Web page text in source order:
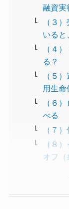
融資実
（３
いると
（４
る？
（５
用生命
（６
べる
（７
（８
オフ（